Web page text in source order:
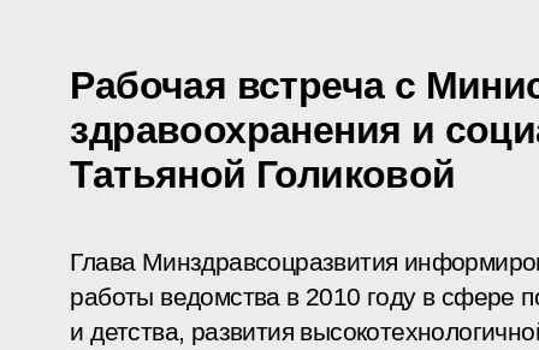
Рабочая встреча с
здравоохранения и
Татьяной Голиковой
Глава Минздравсоцразвития
работы ведомства в 2010 году в сфере
и детства, развития